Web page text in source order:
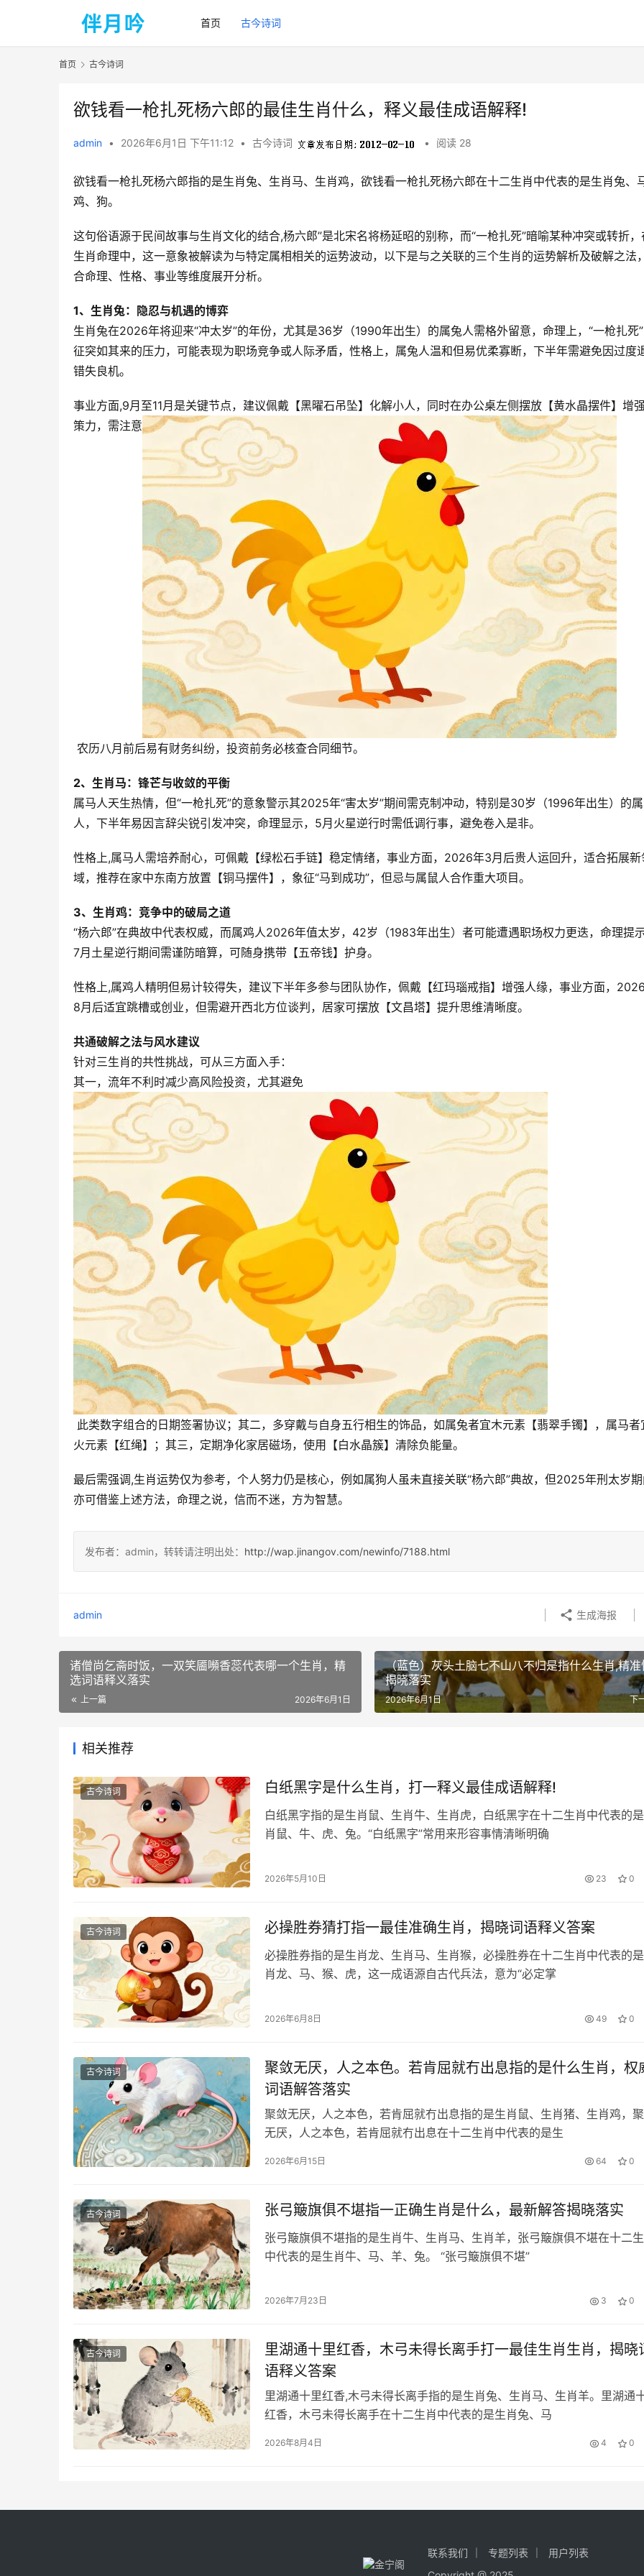
首页 古今诗词
首页 古今诗词
欲钱看一枪扎死杨六郎的最佳生肖什么，释义最佳成语解释!
admin • 2026年6月1日 下午11:12 • 古今诗词 • 阅读 28
欲钱看一枪扎死杨六郎指的是生肖兔、生肖马、生肖鸡，欲钱看一枪扎死杨六郎在十二生肖中代表的是生肖兔、
鸡、狗。
这句俗语源于民间故事与生肖文化的结合,杨六郎”是北宋名将杨延昭的别称，而“一枪扎死”暗喻某种冲突或转折，
生肖命理中，这一意象被解读为与特定属相相关的运势波动，以下是与之关联的三个生肖的运势解析及破解之法
合命理、性格、事业等维度展开分析。
1、生肖兔：隐忍与机遇的博弈
生肖兔在2026年将迎来“冲太岁”的年份，尤其是36岁（1990年出生）的属兔人需格外留意，命理上，“一枪扎死
征突如其来的压力，可能表现为职场竞争或人际矛盾，性格上，属兔人温和但易优柔寡断，下半年需避免因过度
错失良机。
事业方面,9月至11月是关键节点，建议佩戴【黑曜石吊坠】化解小人，同时在办公桌左侧摆放【黄水晶摆件】增
策力，需注意
农历八月前后易有财务纠纷，投资前务必核查合同细节。
2、生肖马：锋芒与收敛的平衡
属马人天生热情，但“一枪扎死”的意象警示其2025年“害太岁”期间需克制冲动，特别是30岁（1996年出生）的
人，下半年易因言辞尖锐引发冲突，命理显示，5月火星逆行时需低调行事，避免卷入是非。
性格上,属马人需培养耐心，可佩戴【绿松石手链】稳定情绪，事业方面，2026年3月后贵人运回升，适合拓展新
域，推荐在家中东南方放置【铜马摆件】，象征“马到成功”，但忌与属鼠人合作重大项目。
3、生肖鸡：竞争中的破局之道
“杨六郎”在典故中代表权威，而属鸡人2026年值太岁，42岁（1983年出生）者可能遭遇职场权力更迭，命理提
7月土星逆行期间需谨防暗算，可随身携带【五帝钱】护身。
性格上,属鸡人精明但易计较得失，建议下半年多参与团队协作，佩戴【红玛瑙戒指】增强人缘，事业方面，
8月后适宜跳槽或创业，但需避开西北方位谈判，居家可摆放【文昌塔】提升思维清晰度。
共通破解之法与风水建议
针对三生肖的共性挑战，可从三方面入手：
其一，流年不利时减少高风险投资，尤其避免
火元素【红绳】；其三，定期净化家居磁场，使用【白水晶簇】清除负能量。
最后需强调,生肖运势仅为参考，个人努力仍是核心，例如属狗人虽未直接关联“杨六郎”典故，但2025年刑太岁
亦可借鉴上述方法，命理之说，信而不迷，方为智慧。
发布者：admin，转转请注明出处： http://wap.jinangov.com/newinfo/7188.html
admin 生成海报
诸僧尚乞斋时饭，一双笑靥嚬香蕊代表哪一个生肖，精
选词语释义落实
上一篇 2026年6月1日
（蓝色）灰头土脑七不山八不归是指什么生肖,精准
揭晓落实
下
2026年6月1日
相关推荐
古今诗词 白纸黑字是什么生肖，打一释义最佳成语解释!
白纸黑字指的是生肖鼠、生肖牛、生肖虎，白纸黑字在十二生肖中代表的
肖鼠、牛、虎、兔。“白纸黑字”常用来形容事情清晰明确
2026年5月10日 23 0
古今诗词 必操胜券猜打指一最佳准确生肖，揭晓词语释义答案
必操胜券指的是生肖龙、生肖马、生肖猴，必操胜券在十二生肖中代表的
肖龙、马、猴、虎，这一成语源自古代兵法，意为“必定掌
2026年6月8日 49 0
古今诗词
聚敛无厌，人之本色。若肯屈就冇出息指的是什么生肖，权
词语解答落实
聚敛无厌，人之本色，若肯屈就冇出息指的是生肖鼠、生肖猪、生肖鸡，
无厌，人之本色，若肯屈就冇出息在十二生肖中代表的是生
2026年6月15日 64 0
古今诗词 张弓簸旗俱不堪指一正确生肖是什么，最新解答揭晓落实
张弓簸旗俱不堪指的是生肖牛、生肖马、生肖羊，张弓簸旗俱不堪在十二
中代表的是生肖牛、马、羊、兔。 “张弓簸旗俱不堪”
2026年7月23日 3 0
古今诗词
里湖通十里红香，木弓未得长离手打一最佳生肖生肖，揭晓
语释义答案
里湖通十里红香,木弓未得长离手指的是生肖兔、生肖马、生肖羊。里湖通
红香，木弓未得长离手在十二生肖中代表的是生肖兔、马
2026年8月4日 4 0
联系我们 专题列表
用户列表